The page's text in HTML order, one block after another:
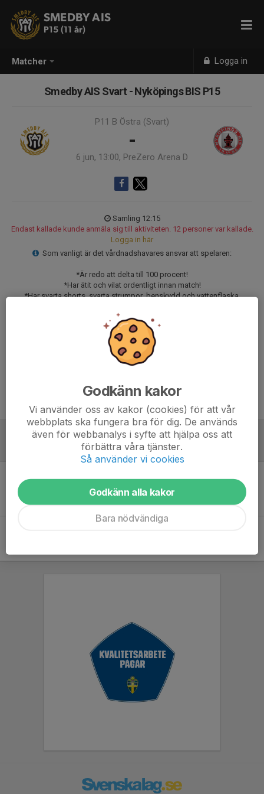
Matcher Logga in
SMEDBY AIS
P15 (11 år)
Smedby AIS Svart - Nyköpings BIS P15
P11 B Östra (Svart)
-
6 jun, 13:00, PreZero Arena D
Samling 12:15
Endast kallade kunde anmäla sig till aktiviteten. 12 personer var kallade.
Logga in här
Som vanligt är det vårdnadshavares ansvar att spelaren:
*Är redo att delta till 100 procent!
*Har ätit och vilat ordentligt innan match!
*Har svarta shorts, svarta strumpor, benskydd och vattenflaska.
*Att spelaren är i tid till samling och andra tider som anges!
Svara på kallelsen senast fredag den 5 juni klockan 12.00.
Vid uteblivet svar kan spelaren förlora sin plats och annan spelare kallas.
Inget referat skrivet
Godkänn kakor
Vi använder oss av kakor (cookies) för att vår
webbplats ska fungera bra för dig. De används
även för webbanalys i syfte att hjälpa oss att
förbättra våra tjänster.
Så använder vi cookies
Godkänn alla kakor
Bara nödvändiga